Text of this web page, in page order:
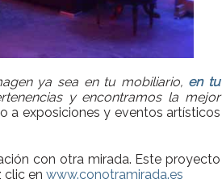
ya sea en tu mobiliario, en tu
y encontramos la mejor
a exposiciones y eventos artísticos
con otra mirada. Este proyecto
clic en www.conotramirada.es